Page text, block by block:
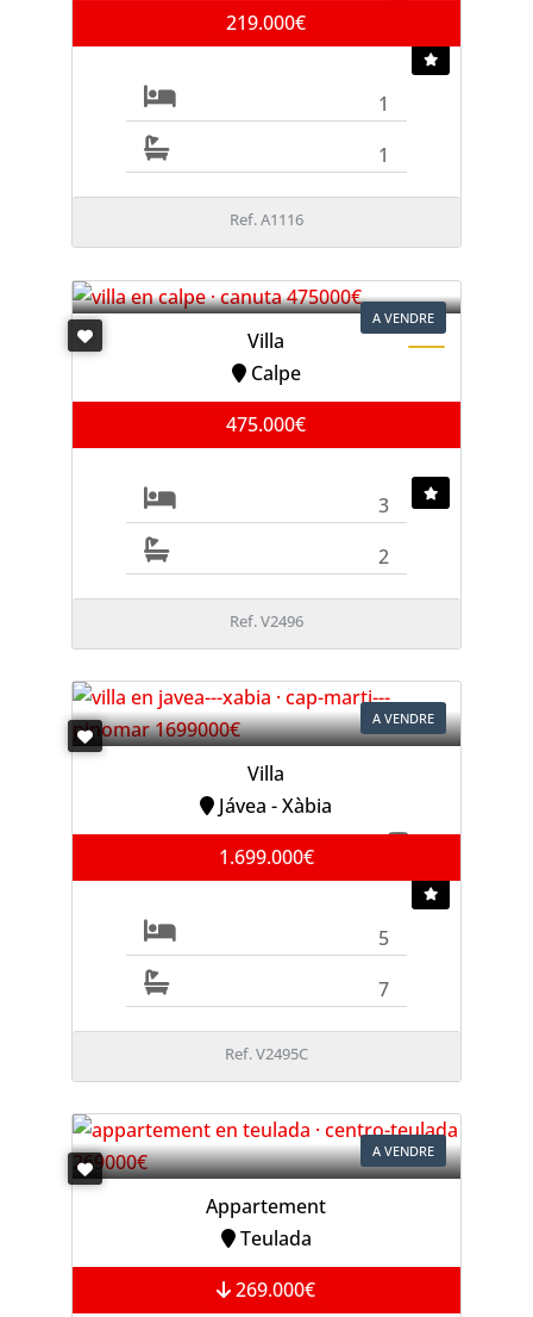
219.000€
1
1
Ref. A1116
A VENDRE
Villa
Calpe
475.000€
3
2
Ref. V2496
A VENDRE
Villa
Jávea - Xàbia
1.699.000€
5
7
Ref. V2495C
A VENDRE
Appartement
Teulada
269.000€